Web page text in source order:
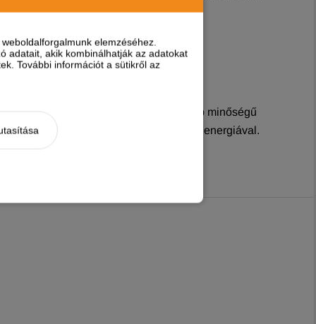
elemzéséhez.
adatait, akik kombinálhatják az adatokat
További információt a sütikről az
biztosítani aktív kutyájának a legjobb minőségű
egészséges, boldog és tele legyen energiával.